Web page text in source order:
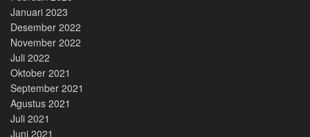
Januari 2023
Desember 2022
November 2022
Juli 2022
Oktober 2021
September 2021
Agustus 2021
Juli 2021
Juni 2021